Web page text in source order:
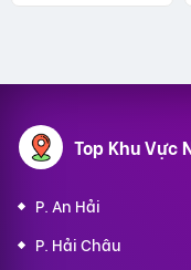
Top Khu Vực
P. An Hải
P. Hải Châu